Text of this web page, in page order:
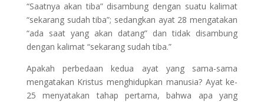
“Saatnya akan tiba” disambung dengan suatu kalimat
“sekarang sudah tiba”; sedangkan ayat 28 mengatakan
“ada saat yang akan datang” dan tidak disambung
dengan kalimat “sekarang sudah tiba.”
Apakah perbedaan kedua ayat yang sama-sama
mengatakan Kristus menghidupkan manusia? Ayat ke-
25 menyatakan tahap pertama, bahwa apa yang